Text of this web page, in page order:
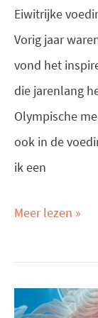
Eiwitrijke
Vorig jaar
vond het
die jarenlang
Olympische
ook in de
ik een
Meer lezen »
Waarom